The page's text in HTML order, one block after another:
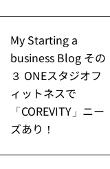
My Starting a
business Blog その
３ ONEスタジオフ
ィットネスで
「COREVITY」ニー
ズあり！